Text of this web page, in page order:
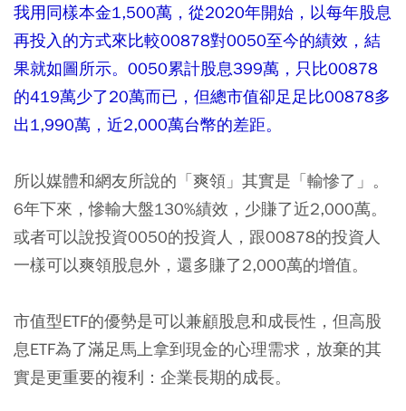
我用同樣本金1,500萬，從2020年開始，以每年股息
再投入的方式來比較00878對0050至今的績效，結
果就如圖所示。0050累計股息399萬，只比00878
的419萬少了20萬而已，但總市值卻足足比00878多
出1,990萬，近2,000萬台幣的差距。
所以媒體和網友所說的「爽領」其實是「輸慘了」。
6年下來，慘輸大盤130%績效，少賺了近2,000萬。
或者可以說投資0050的投資人，跟00878的投資人
一樣可以爽領股息外，還多賺了2,000萬的增值。
市值型ETF的優勢是可以兼顧股息和成長性，但高股
息ETF為了滿足馬上拿到現金的心理需求，放棄的其
實是更重要的複利：企業長期的成長。